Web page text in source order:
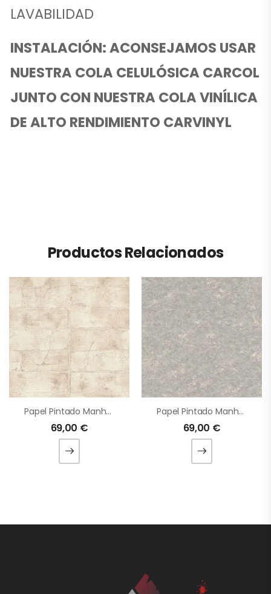
LAVABILIDAD
INSTALACIÓN: ACONSEJAMOS USAR
NUESTRA COLA CELULÓSICA CARCOL
JUNTO CON NUESTRA COLA VINÍLICA
DE ALTO RENDIMIENTO CARVINYL
Productos Relacionados
Papel Pintado Manhattan
69,00 €
Papel Pintado Manhattan
69,00 €